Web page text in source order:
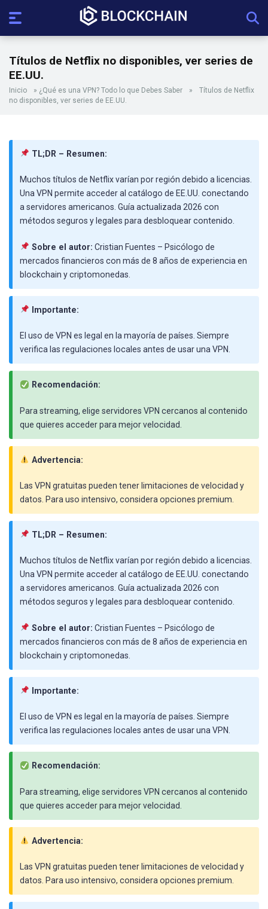
Títulos de Netflix no disponibles, ver series de
EE.UU.
Inicio » ¿Qué es una VPN? Todo lo que Debes Saber »
Títulos de Netflix
no disponibles, ver series de EE.UU.
TL;DR – Resumen:
Muchos títulos de Netflix varían por región debido a licencias.
Una VPN permite acceder al catálogo de EE.UU. conectando
a servidores americanos. Guía actualizada 2026 con
métodos seguros y legales para desbloquear contenido.
Sobre el autor: Cristian Fuentes – Psicólogo de
mercados financieros con más de 8 años de experiencia en
blockchain y criptomonedas.
Importante:
El uso de VPN es legal en la mayoría de países. Siempre
verifica las regulaciones locales antes de usar una VPN.
Recomendación:
Para streaming, elige servidores VPN cercanos al contenido
que quieres acceder para mejor velocidad.
Advertencia:
Las VPN gratuitas pueden tener limitaciones de velocidad y
datos. Para uso intensivo, considera opciones premium.
TL;DR – Resumen:
Muchos títulos de Netflix varían por región debido a licencias.
Una VPN permite acceder al catálogo de EE.UU. conectando
a servidores americanos. Guía actualizada 2026 con
métodos seguros y legales para desbloquear contenido.
Sobre el autor: Cristian Fuentes – Psicólogo de
mercados financieros con más de 8 años de experiencia en
blockchain y criptomonedas.
Importante:
El uso de VPN es legal en la mayoría de países. Siempre
verifica las regulaciones locales antes de usar una VPN.
Recomendación:
Para streaming, elige servidores VPN cercanos al contenido
que quieres acceder para mejor velocidad.
Advertencia:
Las VPN gratuitas pueden tener limitaciones de velocidad y
datos. Para uso intensivo, considera opciones premium.